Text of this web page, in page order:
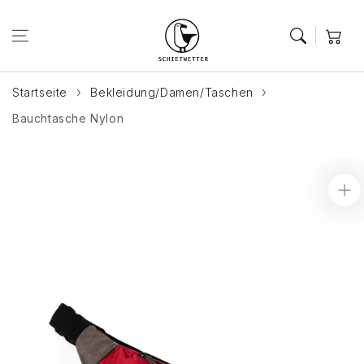
springen
Startseite
Bekleidung/Damen/Taschen
Bauchtasche Nylon